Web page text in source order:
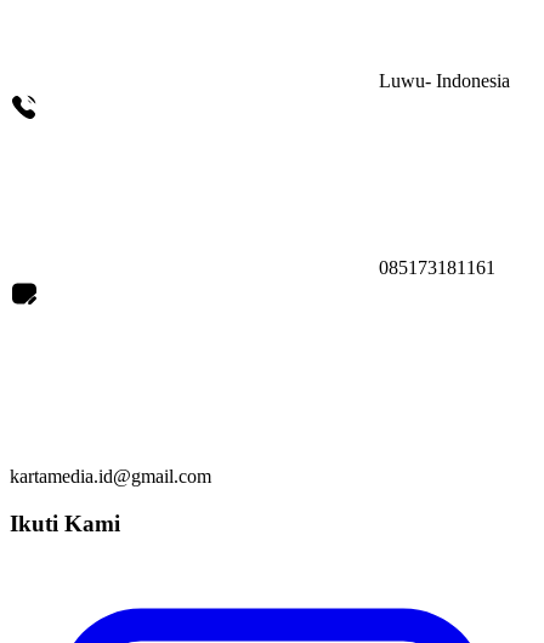
Luwu- Indonesia
085173181161
kartamedia.id@gmail.com
Ikuti Kami